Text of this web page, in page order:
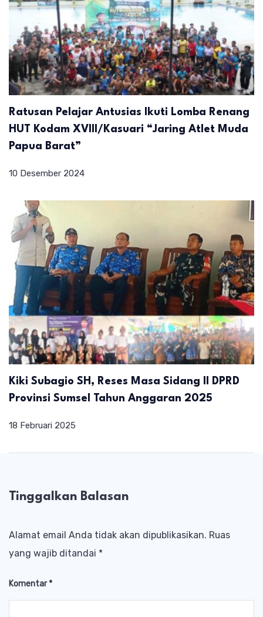
Ratusan Pelajar Antusias Ikuti Lomba Renang
HUT Kodam XVIII/Kasuari “Jaring Atlet Muda
Papua Barat”
10 Desember 2024
Kiki Subagio SH, Reses Masa Sidang II DPRD
Provinsi Sumsel Tahun Anggaran 2025
18 Februari 2025
Tinggalkan Balasan
Alamat email Anda tidak akan dipublikasikan. Ruas
yang wajib ditandai *
Komentar*